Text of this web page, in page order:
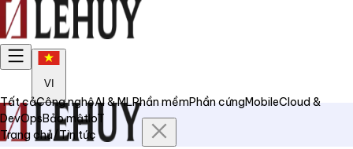
VI
Tất cảCông nghệAI & MLPhần mềmPhần cứngMobileCloud &
DevOpsBảo mậtIoT
Trang chủ/Tin tức